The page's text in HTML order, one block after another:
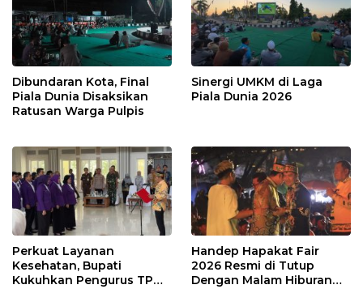
Dibundaran Kota, Final
Piala Dunia Disaksikan
Ratusan Warga Pulpis
Sinergi UMKM di Laga
Piala Dunia 2026
Perkuat Layanan
Kesehatan, Bupati
Kukuhkan Pengurus TP
Handep Hapakat Fair
2026 Resmi di Tutup
Dengan Malam Hiburan